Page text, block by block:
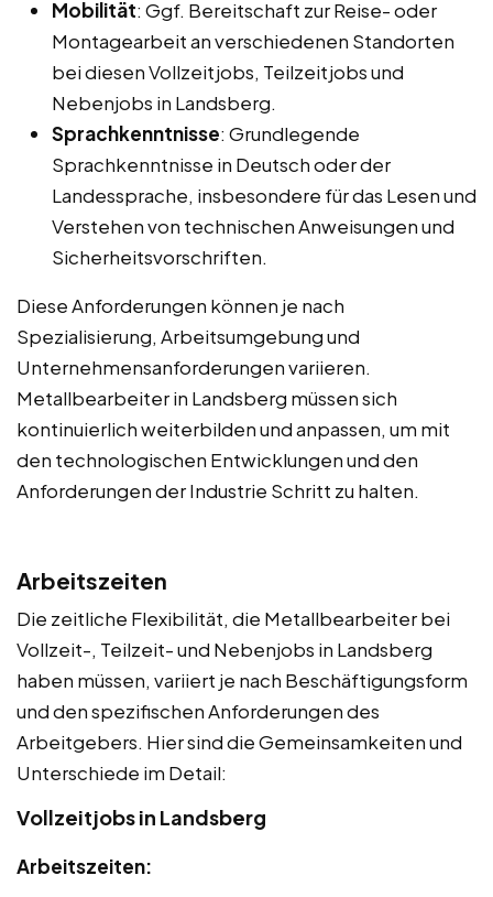
Mobilität: Ggf. Bereitschaft zur Reise- oder
Montagearbeit an verschiedenen Standorten
bei diesen Vollzeitjobs, Teilzeitjobs und
Nebenjobs in Landsberg.
Sprachkenntnisse: Grundlegende
Sprachkenntnisse in Deutsch oder der
Landessprache, insbesondere für das Lesen und
Verstehen von technischen Anweisungen und
Sicherheitsvorschriften.
Diese Anforderungen können je nach
Spezialisierung, Arbeitsumgebung und
Unternehmensanforderungen variieren.
Metallbearbeiter in Landsberg müssen sich
kontinuierlich weiterbilden und anpassen, um mit
den technologischen Entwicklungen und den
Anforderungen der Industrie Schritt zu halten.
Arbeitszeiten
Die zeitliche Flexibilität, die Metallbearbeiter bei
Vollzeit-, Teilzeit- und Nebenjobs in Landsberg
haben müssen, variiert je nach Beschäftigungsform
und den spezifischen Anforderungen des
Arbeitgebers. Hier sind die Gemeinsamkeiten und
Unterschiede im Detail:
Vollzeitjobs in Landsberg
Arbeitszeiten: